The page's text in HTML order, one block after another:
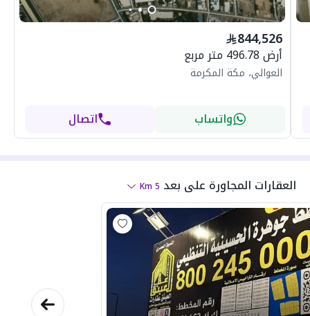
844,526
أرض 496.78 متر مربع
العوالي، مكة المكرمة
واتساب اتصال
العقارات المجاورة على بعد 5
Km